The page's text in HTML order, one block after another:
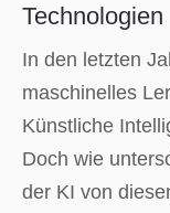
Technologien
In den letzten
maschinelles
Künstliche
Doch wie
der KI von